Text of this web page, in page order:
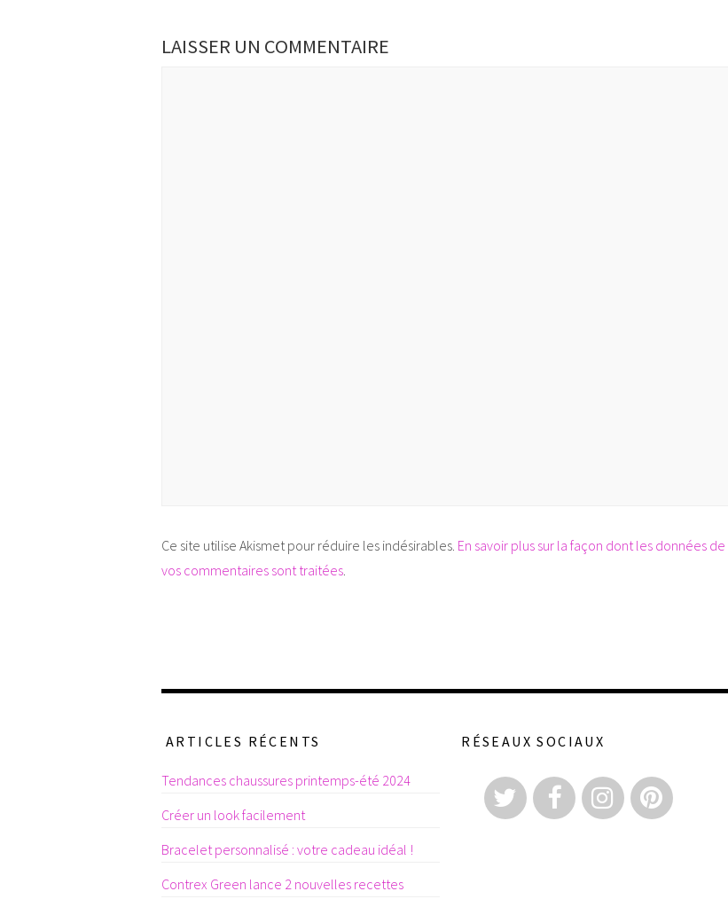
LAISSER UN COMMENTAIRE
Ce site utilise Akismet pour réduire les indésirables. En savoir plus sur la façon dont les données de
vos commentaires sont traitées
ARTICLES RÉCENTS
Tendances chaussures printemps-été 2024
Créer un look facilement
Bracelet personnalisé : votre cadeau idéal !
Contrex Green lance 2 nouvelles recettes
RÉSEAUX SOCIAUX